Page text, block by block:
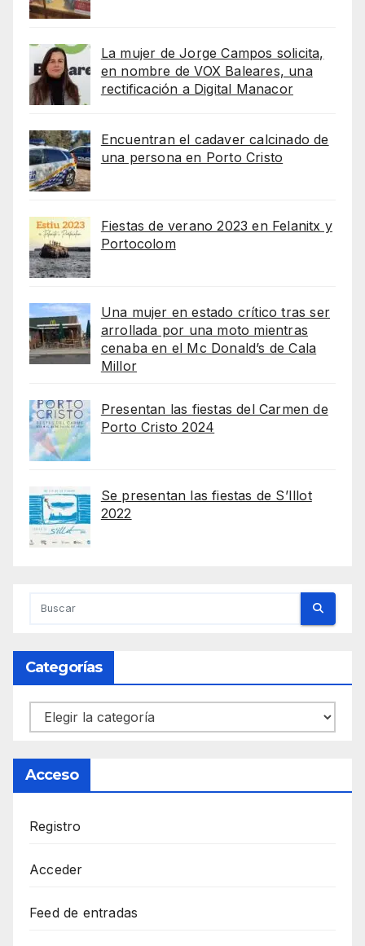
La mujer de Jorge Campos solicita,
en nombre de VOX Baleares, una
rectificación a Digital Manacor
Encuentran el cadaver calcinado de
una persona en Porto Cristo
Fiestas de verano 2023 en Felanitx y
Portocolom
Una mujer en estado crítico tras ser
arrollada por una moto mientras
cenaba en el Mc Donald’s de Cala
Millor
Presentan las fiestas del Carmen de
Porto Cristo 2024
Se presentan las fiestas de S’Illot
2022
Categorías
Categorías
Acceso
Registro
Acceder
Feed de entradas